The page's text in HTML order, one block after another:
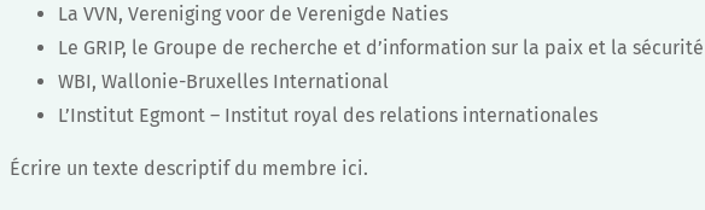
La VVN, Vereniging voor de Verenigde Naties
Le GRIP, le Groupe de recherche et d’information sur la paix et la sécurité
WBI, Wallonie-Bruxelles International
L’Institut Egmont – Institut royal des relations internationales
Écrire un texte descriptif du membre ici.